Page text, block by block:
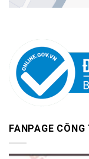
FANPAGE